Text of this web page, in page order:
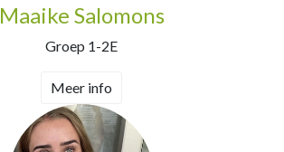
Maaike Salomons
Groep 1-2E
Meer info